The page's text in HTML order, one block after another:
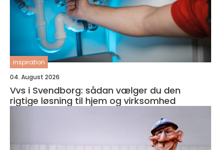
inspiration
04. August 2026
Vvs i Svendborg: sådan vælger du den
rigtige løsning til hjem og virksomhed